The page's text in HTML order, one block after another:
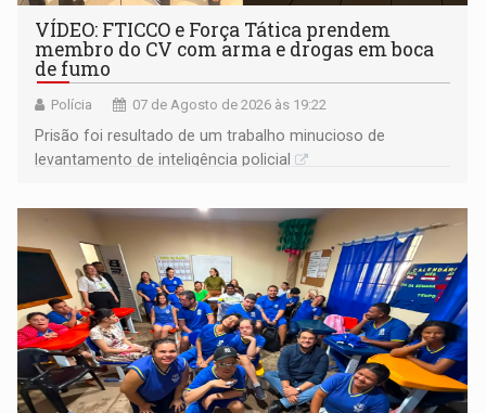
VÍDEO: FTICCO e Força Tática prendem
membro do CV com arma e drogas em boca
de fumo
Polícia 07 de Agosto de 2026 às 19:22
Prisão foi resultado de um trabalho minucioso de
levantamento de inteligência policial